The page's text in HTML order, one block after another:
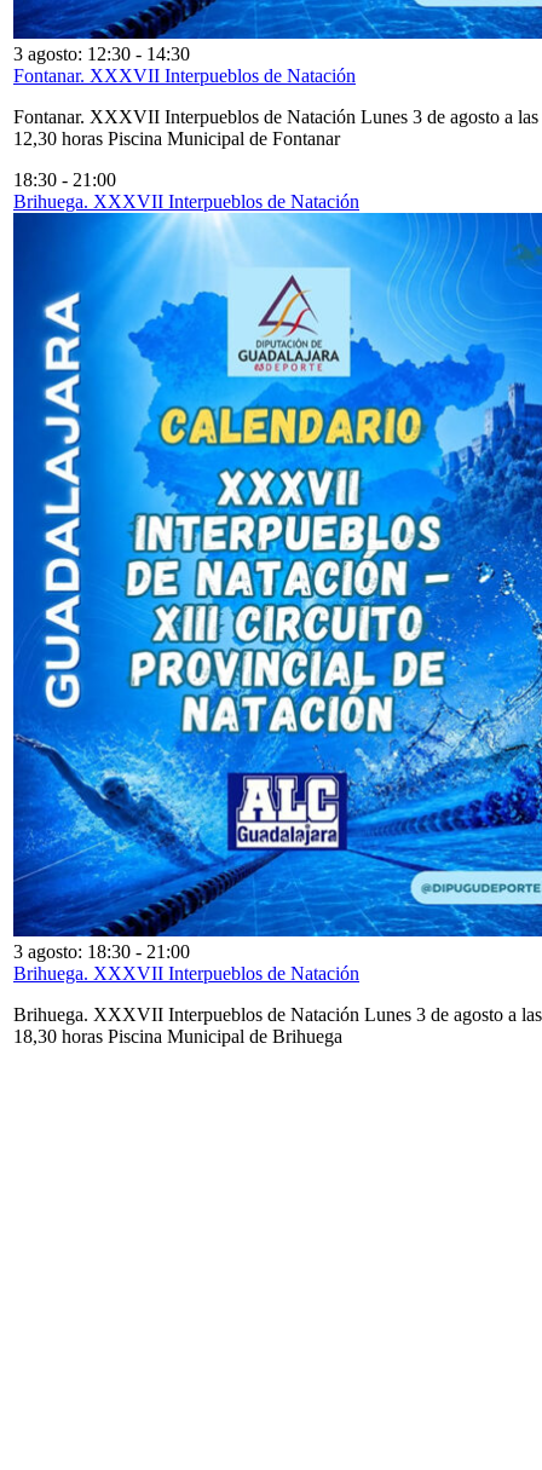
3 agosto: 12:30 - 14:30
Fontanar. XXXVII Interpueblos de Natación
Fontanar. XXXVII Interpueblos de Natación Lunes 3 de agosto a las
12,30 horas Piscina Municipal de Fontanar
18:30 - 21:00
Brihuega. XXXVII Interpueblos de Natación
3 agosto: 18:30 - 21:00
Brihuega. XXXVII Interpueblos de Natación
Brihuega. XXXVII Interpueblos de Natación Lunes 3 de agosto a las
18,30 horas Piscina Municipal de Brihuega